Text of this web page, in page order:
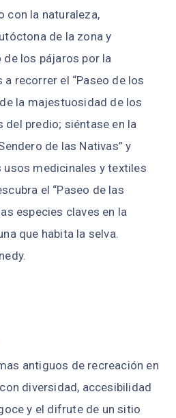
con la naturaleza,
de la zona y
los pájaros por la
recorrer el “Paseo de los
la majestuosidad de los
del predio; siéntase en la
de las Nativas” y
medicinales y textiles
el “Paseo de las
especies claves en la
que habita la selva.
antiguos de recreación en
diversidad, accesibilidad
y el difrute de un sitio